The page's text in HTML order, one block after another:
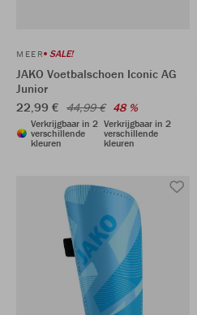
MEER SALE!
JAKO Voetbalschoen Iconic AG
Junior
22,99 € 44,99 € 48 %
Verkrijgbaar in 2
verschillende
kleuren
Verkrijgbaar in 2
verschillende
kleuren